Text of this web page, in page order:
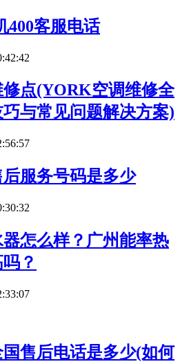
400客服电话
点(YORK空调维修全
与常见问题解决方案)
服务号码是多少
怎么样？广州能率热
？
售后电话是多少(如何